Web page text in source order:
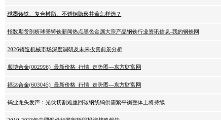
球墨铸铁、复合树脂、不锈钢隐形井盖怎样选？
指数期货剖析球墨铸铁新闻热点黑色金属大宗产品钢铁行业资讯信息-我的钢铁网
2026铸造机械市场深度调研及未来投资前景分析
顺博合金(002996)_最新价格_行情_走势图—东方财富网
福达合金(603045)_最新价格_行情_走势图—东方财富网
钨业龙头发声：光伏切割难重回碳钢线钨供需紧平衡整体上将持续